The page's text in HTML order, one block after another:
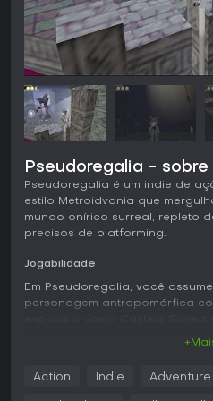
Pseudoregalia -
Pseudoregalia é um indie de
estilo Metroidvania que
mundo onírico surreal, repleto
precisos de platforming.
Jogabilidade
Em Pseudoregalia, você
personagem antropomórfica
como o air kick para impulsos
Action Indie Adventure